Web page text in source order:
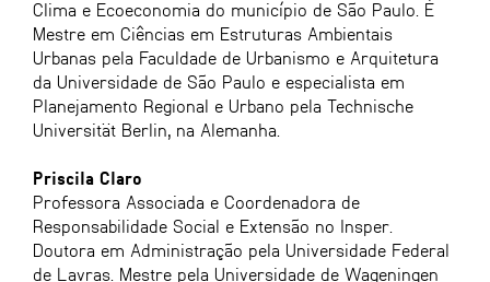
Clima e Ecoeconomia do município de São Paulo. É
Mestre em Ciências em Estruturas Ambientais
Urbanas pela Faculdade de Urbanismo e Arquitetura
da Universidade de São Paulo e especialista em
Planejamento Regional e Urbano pela Technische
Universität Berlin, na Alemanha.
Priscila Claro
Professora Associada e Coordenadora de
Responsabilidade Social e Extensão no Insper.
Doutora em Administração pela Universidade Federal
de Lavras. Mestre pela Universidade de Wageningen